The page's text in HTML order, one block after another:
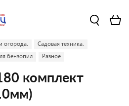
огорода.
Садовая техника.
бензопил Разное
комплект